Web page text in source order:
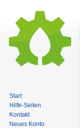
Start
Hilfe-Seiten
Kontakt
Neues Konto